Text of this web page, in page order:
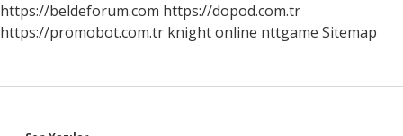
https://beldeforum.com https://dopod.com.tr
https://promobot.com.tr knight online nttgame Sitemap